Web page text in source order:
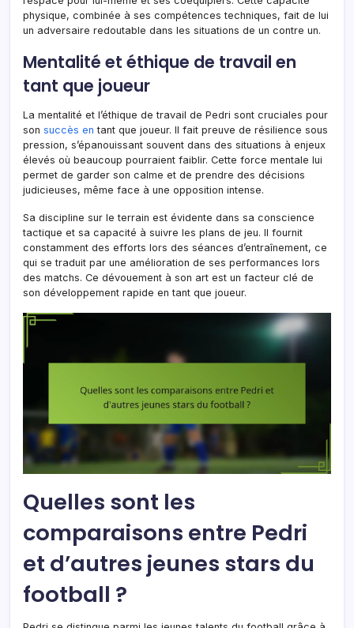
physique, combinée à ses compétences techniques, fait de lui
un adversaire redoutable dans les situations de un contre un.
Mentalité et éthique de travail en
tant que joueur
La mentalité et l’éthique de travail de Pedri sont cruciales pour
son succès en tant que joueur. Il fait preuve de résilience sous
pression, s’épanouissant souvent dans des situations à enjeux
élevés où beaucoup pourraient faiblir. Cette force mentale lui
permet de garder son calme et de prendre des décisions
judicieuses, même face à une opposition intense.
Sa discipline sur le terrain est évidente dans sa conscience
tactique et sa capacité à suivre les plans de jeu. Il fournit
constamment des efforts lors des séances d’entraînement, ce
qui se traduit par une amélioration de ses performances lors
des matchs. Ce dévouement à son art est un facteur clé de
son développement rapide en tant que joueur.
Quelles sont les
comparaisons entre Pedri
et d’autres jeunes stars du
football ?